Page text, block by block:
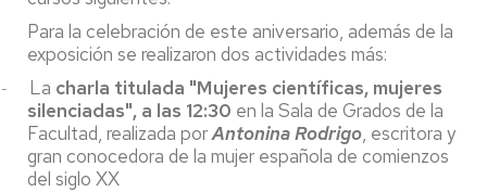
Para la celebración de este aniversario, además de la
exposición se realizaron dos actividades más:
- La charla titulada "Mujeres científicas, mujeres
silenciadas", a las 12:30 en la Sala de Grados de la
Facultad, realizada porAntonina Rodrigo, escritora y
gran conocedora de la mujer española de comienzos
del siglo XX